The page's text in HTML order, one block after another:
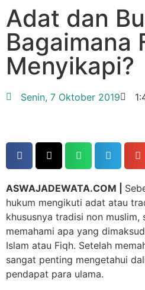
Adat dan
Bagaimana
Menyikapi?
Senin, 7 Oktober 2019
ASWAJADEWATA.COM |
hukum mengikuti adat atau
khususnya tradisi non muslim,
memahami apa yang
Islam atau Fiqh. Setelah
sangat penting mengetahui
pendapat para ulama.